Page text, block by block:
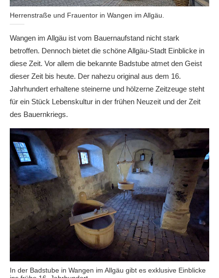
Herrenstraße und Frauentor in Wangen im Allgäu.
Wangen im Allgäu ist vom Bauernaufstand nicht stark
betroffen. Dennoch bietet die schöne Allgäu-Stadt Einblicke in
diese Zeit. Vor allem die bekannte Badstube atmet den Geist
dieser Zeit bis heute. Der nahezu original aus dem 16.
Jahrhundert erhaltene steinerne und hölzerne Zeitzeuge steht
für ein Stück Lebenskultur in der frühen Neuzeit und der Zeit
des Bauernkriegs.
In der Badstube in Wangen im Allgäu gibt es exklusive Einblicke